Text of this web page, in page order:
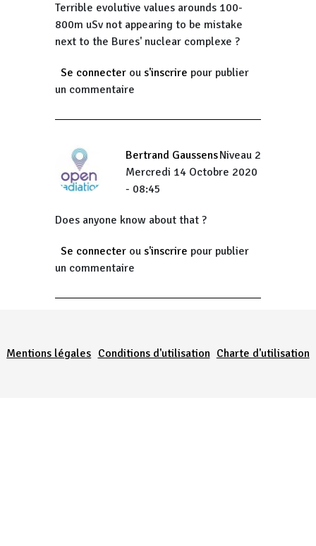
Terrible evolutive values arounds 100-
800m uSv not appearing to be mistake
next to the Bures' nuclear complexe ?
Se connecter ou s'inscrire pour publier
un commentaire
Bertrand GaussensNiveau 2
Mercredi 14 Octobre 2020
- 08:45
Does anyone know about that ?
Se connecter ou s'inscrire pour publier
un commentaire
Mentions légales Conditions d'utilisation Charte d'utilisation